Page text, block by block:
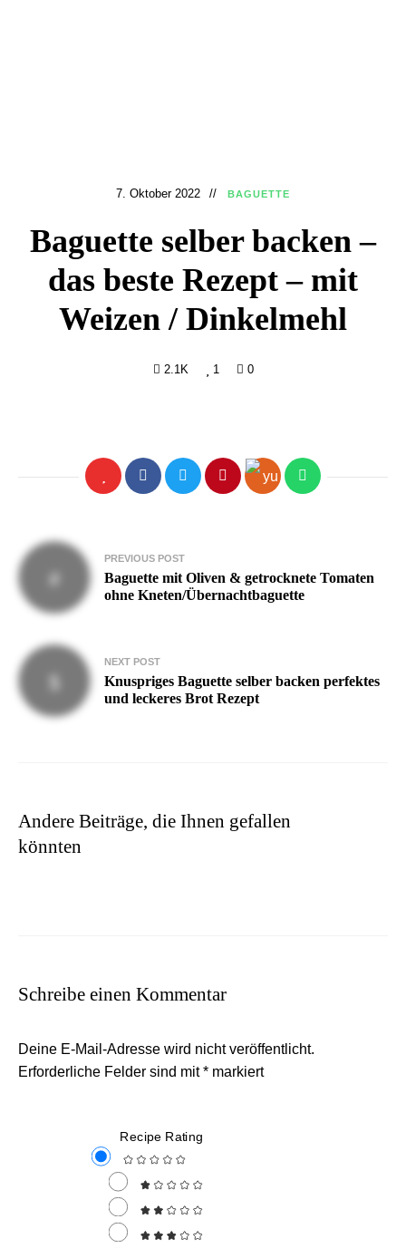
7. Oktober 2022 BAGUETTE
Baguette selber backen –
das beste Rezept – mit
Weizen / Dinkelmehl
2.1K 1 0
Beitragsnavigation
PREVIOUS POST
Baguette mit Oliven & getrocknete Tomaten
ohne Kneten/Übernachtbaguette
NEXT POST
Knuspriges Baguette selber backen perfektes
und leckeres Brot Rezept
Andere Beiträge, die Ihnen gefallen
könnten
Schreibe einen Kommentar
Deine E-Mail-Adresse wird nicht veröffentlicht.
Erforderliche Felder sind mit* markiert
Recipe Rating